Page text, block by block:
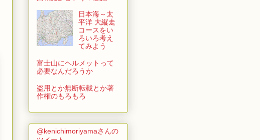
日本海～太
平洋 大縦走
コースをい
ろいろ考え
てみよう
富士山にヘルメットって
必要なんだろうか
盗用とか無断転載とか著
作権のもろもろ
@kenichimoriyamaさんの